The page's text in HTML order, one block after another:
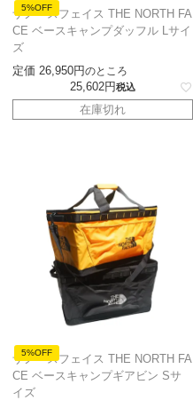
5%OFF
ザノースフェイス THE NORTH FA
CE ベースキャンプダッフル Lサイ
ズ
定価 26,950 のところ
25,602 税込
在庫切れ
5%OFF
ザノースフェイス THE NORTH FA
CE ベースキャンプギアビン Sサ
イズ